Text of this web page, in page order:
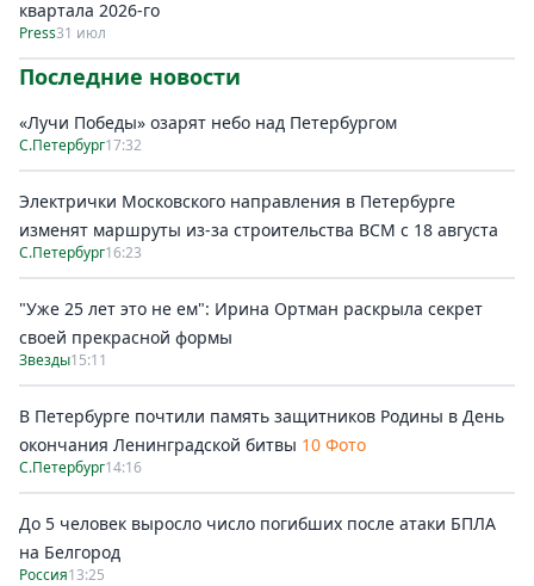
квартала 2026-го
Press31 июл
Последние новости
«Лучи Победы» озарят небо над Петербургом
С.Петербург17:32
Электрички Московского направления в Петербурге
изменят маршруты из-за строительства ВСМ с 18 августа
С.Петербург16:23
"Уже 25 лет это не ем": Ирина Ортман раскрыла секрет
своей прекрасной формы
Звезды15:11
В Петербурге почтили память защитников Родины в День
окончания Ленинградской битвы 10 Фото
С.Петербург14:16
До 5 человек выросло число погибших после атаки БПЛА
на Белгород
Россия13:25